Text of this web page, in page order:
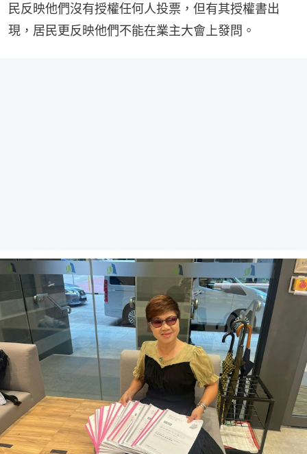
民反映他們沒有授權任何人投票，但有其授權書出
現，居民更反映他們不能在業主大會上發問。